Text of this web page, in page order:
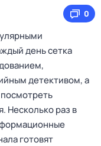
0
день сетка
детективом, а
Несколько раз в
готовят